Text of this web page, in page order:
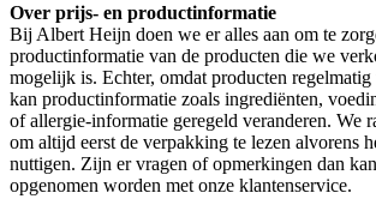
Over prijs- en productinformatie
Bij Albert Heijn doen we er alles aan om te
productinformatie van de producten die we
mogelijk is. Echter, omdat producten
kan productinformatie zoals ingrediënten,
of allergie-informatie geregeld veranderen. We
om altijd eerst de verpakking te lezen alvorens
nuttigen. Zijn er vragen of opmerkingen dan
opgenomen worden met onze klantenservice.